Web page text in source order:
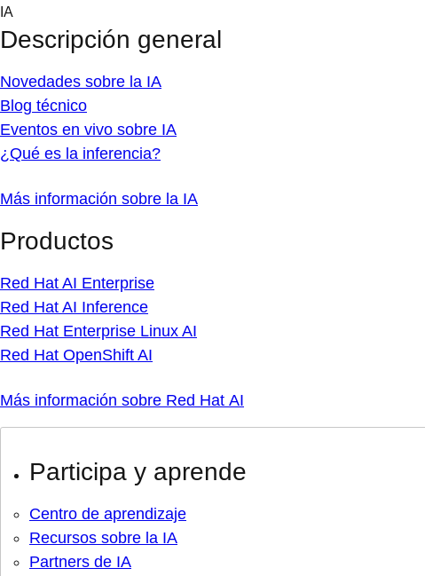
Skip
content
IA
Descripción general
Novedades sobre la IA
Blog técnico
Eventos en vivo sobre IA
¿Qué es la inferencia?
Más información sobre la IA
Productos
Red Hat AI Enterprise
Red Hat AI Inference
Red Hat Enterprise Linux AI
Red Hat OpenShift AI
Más información sobre Red Hat AI
Participa y aprende
Centro de aprendizaje
Recursos sobre la IA
Partners de IA